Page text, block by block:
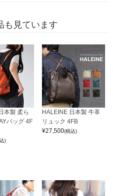
も見ています
本製 柔ら
バッグ 4F
)
HALEINE 日本製 牛革
リュック 4FB
¥27,500(税込)